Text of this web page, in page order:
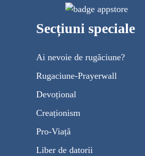
Secțiuni speciale
Ai nevoie de rugăciune?
Rugaciune-Prayerwall
Devoțional
Creaționism
Pro-Viață
Liber de datorii